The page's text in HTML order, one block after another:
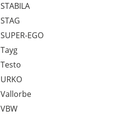
STABILA
STAG
SUPER-EGO
Tayg
Testo
URKO
Vallorbe
VBW